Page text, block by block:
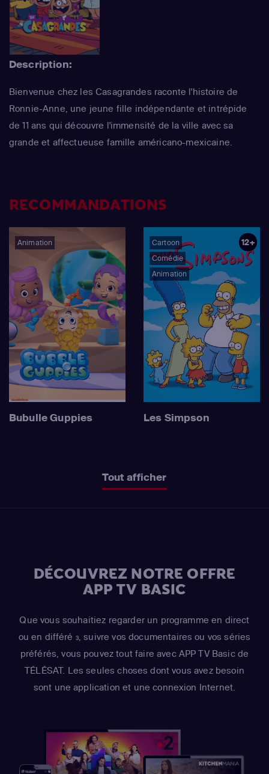
Description:
Bienvenue chez les Casagrandes raconte l'histoire de
Ronnie-Anne, une jeune fille indépendante et intrépide
de 11 ans qui découvre l'immensité de la ville avec sa
grande et affectueuse famille américano-mexicaine.
RECOMMANDATIONS
Animation
Bubulle Guppies
Cartoon
Comédie
Animation
12+
Les Simpson
Tout afficher
DÉCOUVREZ NOTRE OFFRE
APP TV BASIC
Que vous souhaitiez regarder un programme en direct
ou en différé 3, suivre vos documentaires ou vos séries
préférés, vous pouvez tout faire avec APP TV Basic de
TÉLÉSAT. Les seules choses dont vous avez besoin
sont une application et une connexion Internet.